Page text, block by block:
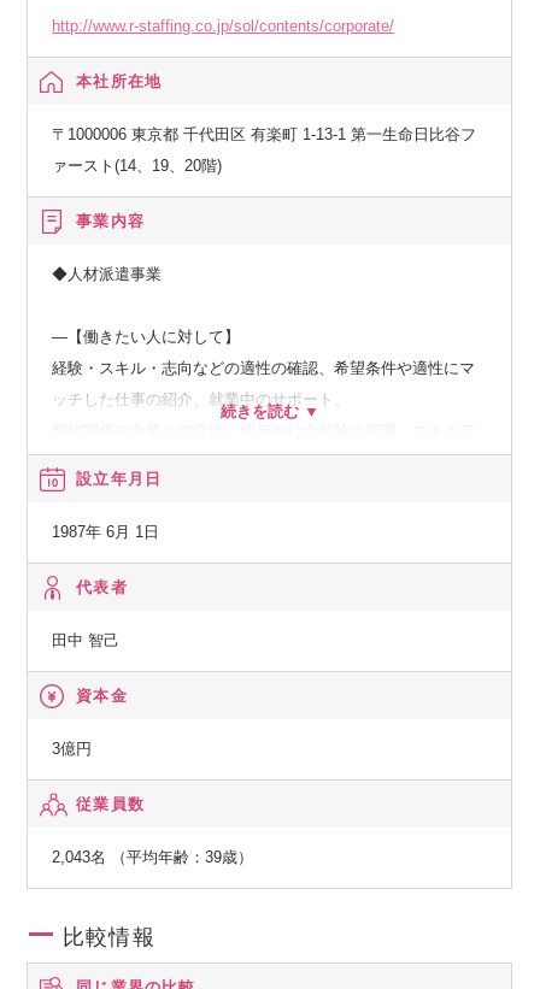
http://www.r-staffing.co.jp/sol/contents/corporate/
本社所在地
〒1000006 東京都 千代田区 有楽町 1-13-1 第一生命日比谷フ
ァースト(14、19、20階)
事業内容
◆人材派遣事業
―【働きたい人に対して】
経験・スキル・志向などの適性の確認、希望条件や適性にマ
ッチした仕事の紹介、就業中のサポート、
―【企業に対して】
人材戦略や人材活用についてのアドバイス、採用、就業中の
給与・社会保険の管理など… 人事の仕事のパートナーとし
設立年月日
1987年 6月 1日
代表者
田中 智己
資本金
3億円
従業員数
2,043名 （平均年齢：39歳）
比較情報